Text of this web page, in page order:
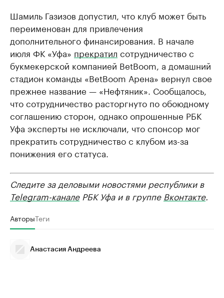
Шамиль Газизов допустил, что клуб может быть
переименован для привлечения
дополнительного финансирования. В начале
июля ФК «Уфа» прекратил сотрудничество с
букмекерской компанией BetBoom, а домашний
стадион команды «BetBoom Арена» вернул свое
прежнее название — «Нефтяник». Сообщалось,
что сотрудничество расторгнуто по обоюдному
соглашению сторон, однако опрошенные РБК
Уфа эксперты не исключали, что спонсор мог
прекратить сотрудничество с клубом из-за
понижения его статуса.
Следите за деловыми новостями республики в
Telegram-каналеРБК Уфа и в группе Вконтакте.
АвторыТеги
Анастасия Андреева